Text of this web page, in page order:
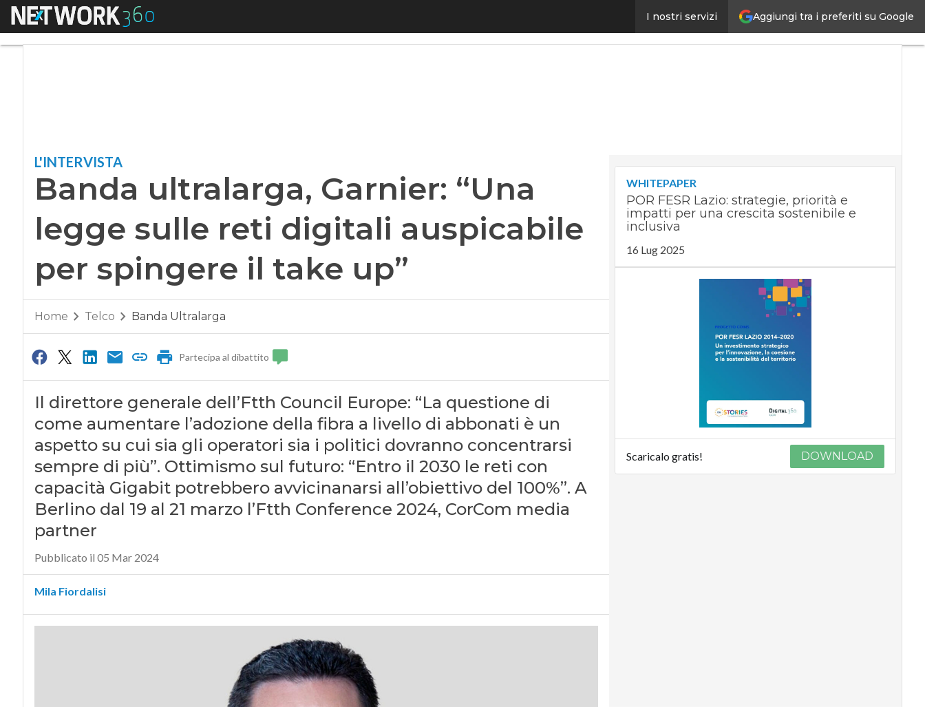
Aggiungi tra i preferiti su Google
I nostri servizi
Menu Banda ultralarga, Garnier: “Una legge sulle reti digitali auspicabile per spingere il take up”Ultimi
articoli
Digital
artificiale
Videointerviste
Podcast
Privacy
L'INTERVISTA
Banda ultralarga, Garnier: “Una
legge sulle reti digitali auspicabile
per spingere il take up”
Home Telco Banda Ultralarga
Partecipa al dibattito
Il direttore generale dell’Ftth Council Europe: “La questione di
come aumentare l’adozione della fibra a livello di abbonati è un
aspetto su cui sia gli operatori sia i politici dovranno concentrarsi
sempre di più”. Ottimismo sul futuro: “Entro il 2030 le reti con
capacità Gigabit potrebbero avvicinanarsi all’obiettivo del 100%”. A
Berlino dal 19 al 21 marzo l’Ftth Conference 2024, CorCom media
partner
Pubblicato il 05 Mar 2024
Mila Fiordalisi
WHITEPAPER
POR FESR Lazio: strategie, priorità e
impatti per una crescita sostenibile e
inclusiva
16 Lug 2025
Scaricalo gratis! DOWNLOAD